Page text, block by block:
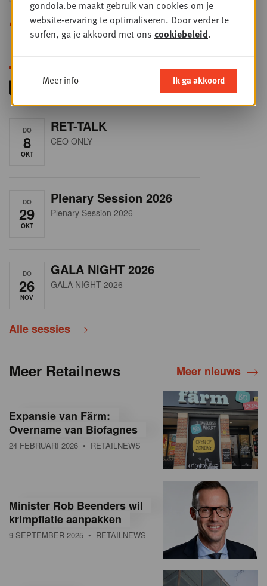
Alle opleidingen
DO
8
OKT
RET-TALK
CEO ONLY
DO
29
OKT
Plenary Session 2026
Plenary Session 2026
DO
26
NOV
GALA NIGHT 2026
GALA NIGHT 2026
Alle sessies
Meer Retailnews Meer nieuws
Expansie van Färm:
Overname van Biofagnes
24 FEBRUARI 2026 • RETAILNEWS
Minister Rob Beenders wil
krimpflatie aanpakken
9 SEPTEMBER 2025 • RETAILNEWS
gondola.be maakt gebruik van cookies om je
website-ervaring te optimaliseren. Door verder te
surfen, ga je akkoord met ons cookiebeleid.
Meer info Ik ga akkoord